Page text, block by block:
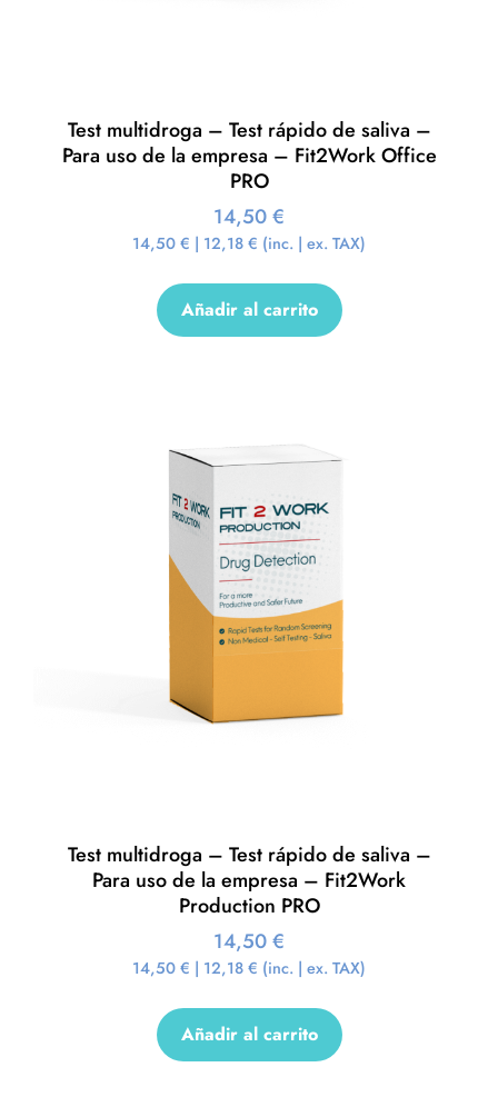
Test multidroga – Test rápido de saliva –
Para uso de la empresa – Fit2Work Office
PRO
14,50€
14,50 € | 12,18 € (inc. | ex. TAX)
Añadir al carrito
Test multidroga – Test rápido de saliva –
Para uso de la empresa – Fit2Work
Production PRO
14,50€
14,50 € | 12,18 € (inc. | ex. TAX)
Añadir al carrito